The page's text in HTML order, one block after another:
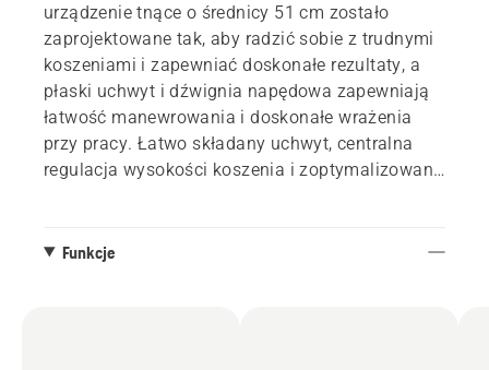
urządzenie tnące o średnicy 51 cm zostało
zaprojektowane tak, aby radzić sobie z trudnymi
koszeniami i zapewniać doskonałe rezultaty, a
płaski uchwyt i dźwignia napędowa zapewniają
łatwość manewrowania i doskonałe wrażenia
przy pracy. Łatwo składany uchwyt, centralna
regulacja wysokości koszenia i zoptymalizowany
trawnikach. Zoptymalizowane ostrze i nakładka
Funkcje